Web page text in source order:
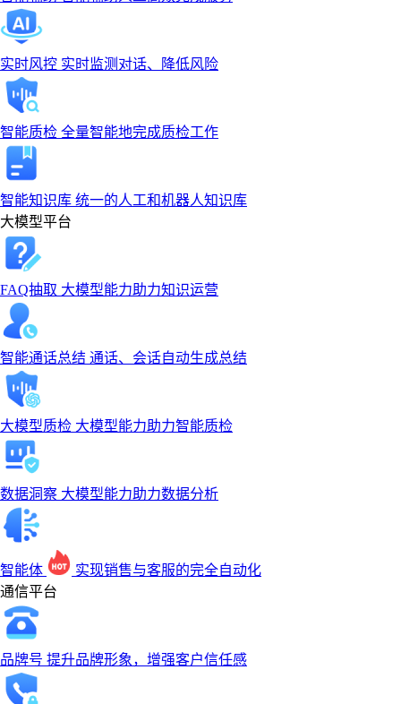
实时风控 实时监测对话、降低风险
智能质检 全量智能地完成质检工作
智能知识库 统一的人工和机器人知识库
大模型平台
FAQ抽取 大模型能力助力知识运营
智能通话总结 通话、会话自动生成总结
大模型质检 大模型能力助力智能质检
数据洞察 大模型能力助力数据分析
智能体
实现销售与客服的完全自动化
通信平台
品牌号 提升品牌形象，增强客户信任感